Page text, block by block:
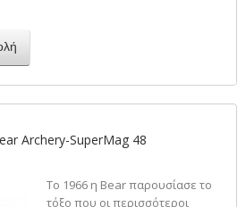
Archery-SuperMag 48
Το 1966 η Bear παρουσίασε το
τόξο που οι περισσότεροι